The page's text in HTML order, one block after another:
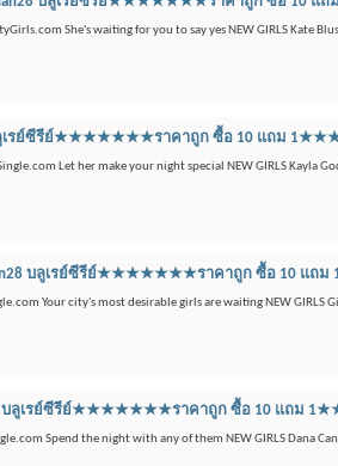
She's waiting for you to say yes NEW GIRLS Kate
ลูเรย์ซีรีย์★★★★★★★ราคาถูก ซื้อ 10 แถม
Let her make your night special NEW GIRLS Kayla
บลูเรย์ซีรีย์★★★★★★★ราคาถูก ซื้อ 10
Your city's most desirable girls are waiting NEW GIRLS
บลูเรย์ซีรีย์★★★★★★★ราคาถูก ซื้อ 10 แถม
Spend the night with any of them NEW GIRLS Dana